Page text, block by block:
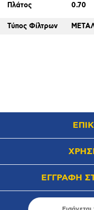
Πλάτος 0.70
Τύπος Φίλτρων
ΕΓΓΡΑΦΗ